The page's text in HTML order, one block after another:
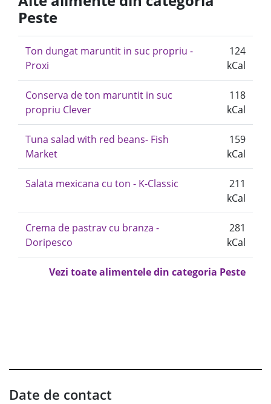
Peste
Ton dungat maruntit in suc propriu -
Proxi
124
kCal
Conserva de ton maruntit in suc
propriu Clever
118
kCal
Tuna salad with red beans- Fish
Market
159
kCal
Salata mexicana cu ton - K-Classic
211
kCal
Crema de pastrav cu branza -
Doripesco
281
kCal
Vezi toate alimentele din categoria Peste
Date de contact